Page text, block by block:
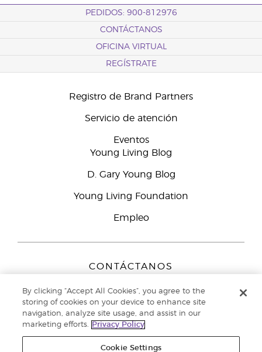
PEDIDOS: 900-812976
CONTÁCTANOS
OFICINA VIRTUAL
REGÍSTRATE
Registro de Brand Partners
Servicio de atención
Eventos
Young Living Blog
D. Gary Young Blog
Young Living Foundation
Empleo
CONTÁCTANOS
Peizerweg 97
9727 AJ Groningen
Netherlands
Servicio de atención:900-812976
By clicking “Accept All Cookies”, you agree to the
storing of cookies on your device to enhance site
navigation, analyze site usage, and assist in our
marketing efforts.
Privacy Policy
Cookie Settings